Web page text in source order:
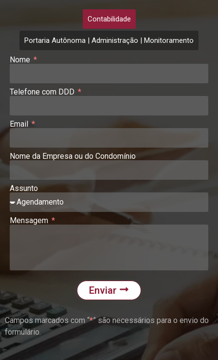
Contabilidade
Portaria Autônoma | Administração | Monitoramento
Nome
Telefone com DDD
Email
Nome da Empresa ou do Condomínio
Assunto
Mensagem
Enviar
Campos marcados com “*” são necessários para o envio do
formulário.